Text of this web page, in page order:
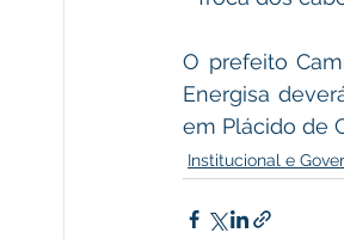
O prefeito
Energisa
em Plácido de
Institucional e